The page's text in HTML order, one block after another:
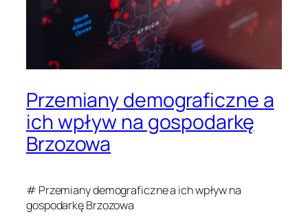
Przemiany demograficzne a
ich wpływ na gospodarkę
Brzozowa
# Przemiany demograficzne a ich wpływ na
gospodarkę Brzozowa